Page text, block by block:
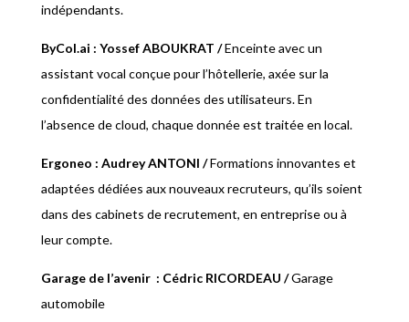
indépendants.
ByCol.ai : Yossef ABOUKRAT /Enceinte avec un
assistant vocal conçue pour l’hôtellerie, axée sur la
confidentialité des données des utilisateurs. En
l’absence de cloud, chaque donnée est traitée en local.
Ergoneo : Audrey ANTONI /Formations innovantes et
adaptées dédiées aux nouveaux recruteurs, qu’ils soient
dans des cabinets de recrutement, en entreprise ou à
leur compte.
Garage de l’avenir : Cédric RICORDEAU /Garage
automobile